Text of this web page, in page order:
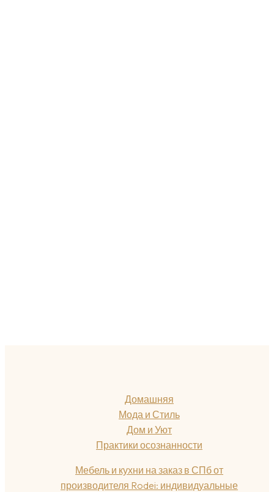
Домашняя
Мода и Стиль
Дом и Уют
Практики осознанности
Мебель и кухни на заказ в СПб от
производителя Rodei: индивидуальные